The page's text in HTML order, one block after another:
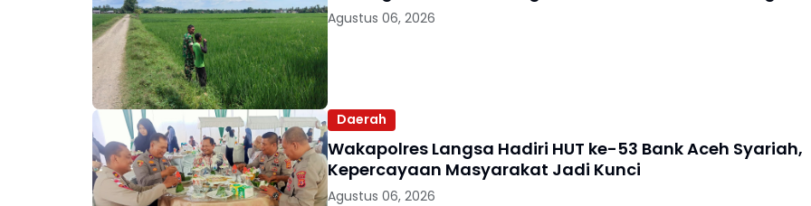
Agustus 06, 2026
Daerah
Wakapolres Langsa Hadiri HUT ke-53 Bank Aceh Syariah,
Kepercayaan Masyarakat Jadi Kunci
Agustus 06, 2026